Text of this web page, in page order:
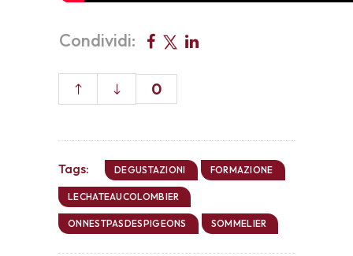
Condividi:
0
Tags: DEGUSTAZIONI FORMAZIONE
LECHATEAUCOLOMBIER
ONNESTPASDESPIGEONS SOMMELIER